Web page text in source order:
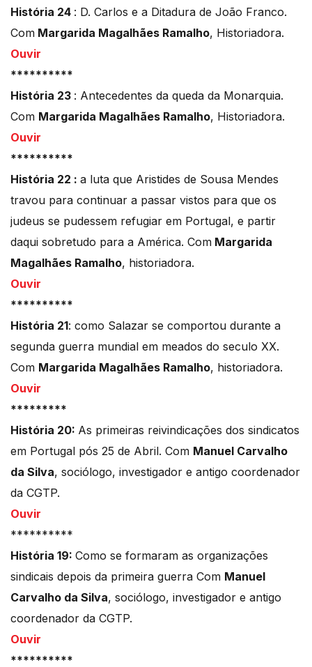
História 24 : D. Carlos e a Ditadura de João Franco.
Com Margarida Magalhães Ramalho, Historiadora.
Ouvir
**********
História 23 : Antecedentes da queda da Monarquia.
Com Margarida Magalhães Ramalho, Historiadora.
Ouvir
**********
História 22 : a luta que Aristides de Sousa Mendes
travou para continuar a passar vistos para que os
judeus se pudessem refugiar em Portugal, e partir
daqui sobretudo para a América. Com Margarida
Magalhães Ramalho, historiadora.
Ouvir
**********
História 21: como Salazar se comportou durante a
segunda guerra mundial em meados do seculo XX.
Com Margarida Magalhães Ramalho, historiadora.
Ouvir
*********
História 20: As primeiras reivindicações dos sindicatos
em Portugal pós 25 de Abril. Com Manuel Carvalho
da Silva, sociólogo, investigador e antigo coordenador
da CGTP.
Ouvir
**********
História 19: Como se formaram as organizações
sindicais depois da primeira guerra Com Manuel
Carvalho da Silva, sociólogo, investigador e antigo
coordenador da CGTP.
Ouvir
**********